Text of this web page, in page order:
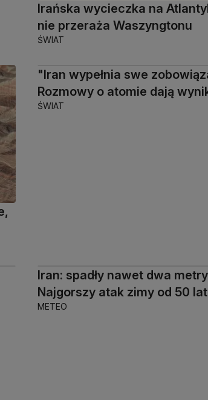
Irańska wycieczka na
nie przeraża Waszyngtonu
ŚWIAT
"Iran wypełnia swe
Rozmowy o atomie dają
ŚWIAT
Iran: spadły nawet dwa
Najgorszy atak zimy od 50 lat
METEO